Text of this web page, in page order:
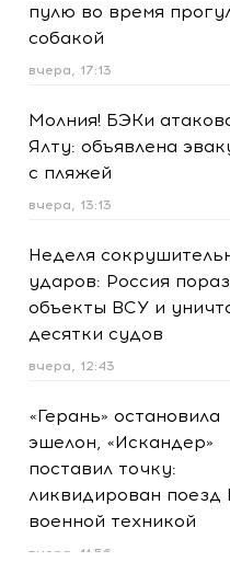
пулю во время
собакой
вчера, 17:13
Молния! БЭКи
Ялту: объявлена
с пляжей
вчера, 13:13
Неделя
ударов: Россия
объекты ВСУ и
десятки судов
вчера, 12:43
«Герань» остановила
эшелон, «Искандер»
поставил точку:
ликвидирован поезд
военной техникой
вчера, 11:56